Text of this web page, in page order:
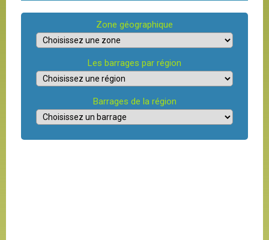
Zone géographique
Les barrages par région
Barrages de la région